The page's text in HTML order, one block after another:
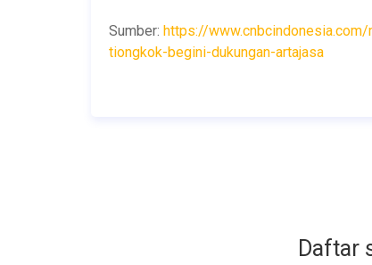
Sumber: https://
tiongkok-begini-dukungan-artajasa
Daftar